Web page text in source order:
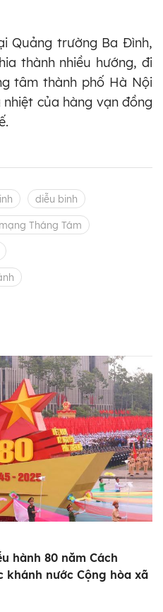
Quảng trường Ba Đình,
thành nhiều hướng, đi
tâm thành phố Hà Nội
của hàng vạn đồng
diễu binh
Tháng Tám
hành 80 năm Cách
khánh nước Cộng hòa xã